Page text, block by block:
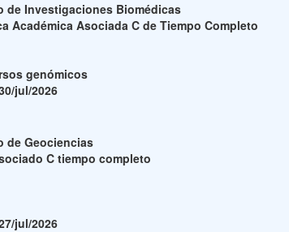
de Investigaciones Biomédicas
Académica Asociada C de Tiempo Completo
genómicos
jul/2026
de Geociencias
C tiempo completo
jul/2026